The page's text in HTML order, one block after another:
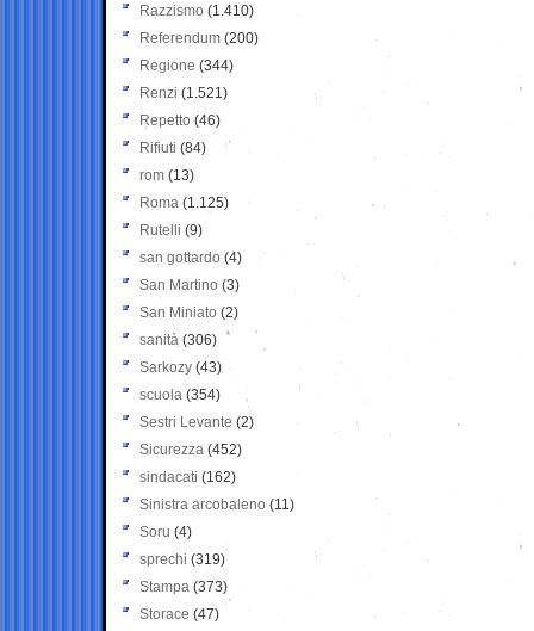
Razzismo (1.410)
Referendum (200)
Regione (344)
Renzi (1.521)
Repetto (46)
Rifiuti (84)
rom (13)
Roma (1.125)
Rutelli (9)
san gottardo (4)
San Martino (3)
San Miniato (2)
sanità (306)
Sarkozy (43)
scuola (354)
Sestri Levante (2)
Sicurezza (452)
sindacati (162)
Sinistra arcobaleno (11)
Soru (4)
sprechi (319)
Stampa (373)
Storace (47)